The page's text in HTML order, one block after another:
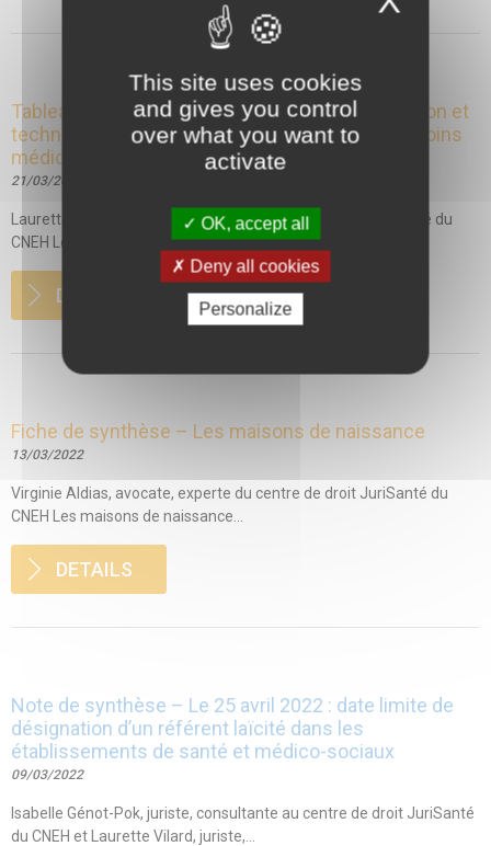
Tableau synthétique des conditions d’implantation et
techniques de fonctionnement de l’activité de soins
médicaux et de réadaptation
21/03/2022
Laurette Vilard, juriste, apprentie du centre de droit JuriSanté du
CNEH Le centre de droit...
DETAILS
Fiche de synthèse – Les maisons de naissance
13/03/2022
Virginie Aldias, avocate, experte du centre de droit JuriSanté du
CNEH Les maisons de naissance...
DETAILS
Note de synthèse – Le 25 avril 2022 : date limite de
désignation d’un référent laïcité dans les
établissements de santé et médico-sociaux
09/03/2022
Isabelle Génot-Pok, juriste, consultante au centre de droit JuriSanté
du CNEH et Laurette Vilard, juriste,...
This site uses cookies
and gives you control
over what you want to
activate
OK, accept all
Deny all cookies
Personalize